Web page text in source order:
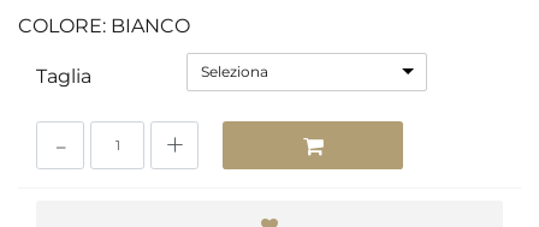
COLORE: BIANCO
Taglia Seleziona